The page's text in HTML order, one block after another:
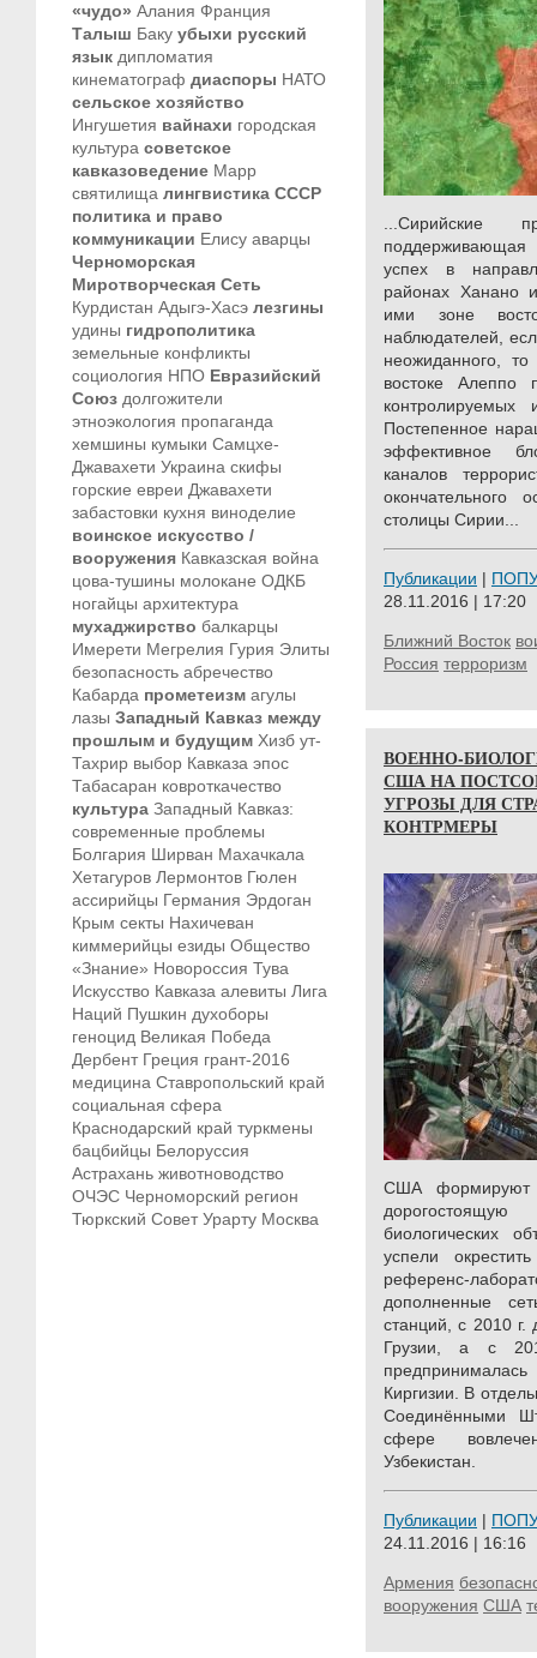
«чудо» Алания Франция
Талыш Баку убыхи русский
язык дипломатия
кинематограф диаспоры НАТО
сельское хозяйство
Ингушетия вайнахи городская
культура советское
кавказоведение Марр
святилища лингвистика СССР
политика и право
коммуникации Елису аварцы
Черноморская
Миротворческая Сеть
Курдистан Адыгэ-Хасэ лезгины
удины гидрополитика
земельные конфликты
социология НПО Евразийский
Союз долгожители
этноэкология пропаганда
хемшины кумыки Самцхе-
Джавахети Украина скифы
горские евреи Джавахети
забастовки кухня виноделие
воинское искусство /
вооружения Кавказская война
цова-тушины молокане ОДКБ
ногайцы архитектура
мухаджирство балкарцы
Имерети Мегрелия Гурия Элиты
безопасность абречество
Кабарда прометеизм агулы
лазы Западный Кавказ между
прошлым и будущим Хизб ут-
Тахрир выбор Кавказа эпос
Табасаран ковроткачество
культура Западный Кавказ:
современные проблемы
Болгария Ширван Махачкала
Хетагуров Лермонтов Гюлен
ассирийцы Германия Эрдоган
Крым секты Нахичеван
киммерийцы езиды Общество
«Знание» Новороссия Тува
Искусство Кавказа алевиты Лига
Наций Пушкин духоборы
геноцид Великая Победа
Дербент Греция грант-2016
медицина Ставропольский край
социальная сфера
Краснодарский край туркмены
бацбийцы Белоруссия
Астрахань животноводство
ОЧЭС Черноморский регион
Тюркский Совет Урарту Москва
...Сирийские
поддерживающая
успех в
районах Ханано
ими зоне
наблюдателей,
неожиданного,
востоке Алеппо
контролируемых
Постепенное
эффективное
каналов
окончательного
столицы Сирии...
Публикации |
28.11.2016 | 17:20
Ближний Восток
Россия терроризм
ВОЕННО-
США НА
УГРОЗЫ ДЛЯ
КОНТРМЕРЫ
США формируют
биологических
успели
референс-
дополненные
станций, с 2010 г.
Грузии, а с
Киргизии. В
Соединёнными
сфере
Узбекистан.
Публикации |
24.11.2016 | 16:16
Армения
вооружения США